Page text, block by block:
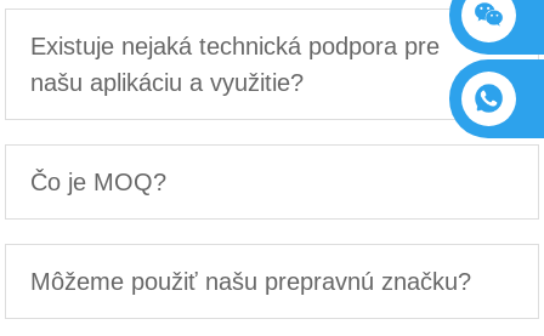
Existuje nejaká technická podpora pre
našu aplikáciu a využitie?
Čo je MOQ?
Môžeme použiť našu prepravnú značku?